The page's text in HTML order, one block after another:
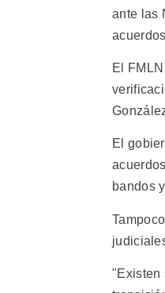
ante las
El
El
bandos
"Existen